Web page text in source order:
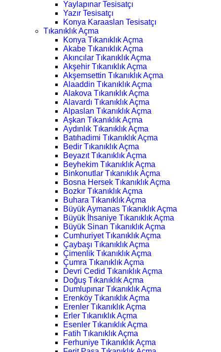
Yaylapınar Tesisatçı
Yazır Tesisatçı
Konya Karaaslan Tesisatçı
Tıkanıklık Açma
Konya Tıkanıklık Açma
Akabe Tıkanıklık Açma
Akıncılar Tıkanıklık Açma
Akşehir Tıkanıklık Açma
Akşemsettin Tıkanıklık Açma
Alaaddin Tıkanıklık Açma
Alakova Tıkanıklık Açma
Alavardı Tıkanıklık Açma
Alpaslan Tıkanıklık Açma
Aşkan Tıkanıklık Açma
Aydınlık Tıkanıklık Açma
Batıhadimi Tıkanıklık Açma
Bedir Tıkanıklık Açma
Beyazıt Tıkanıklık Açma
Beyhekim Tıkanıklık Açma
Binkonutlar Tıkanıklık Açma
Bosna Hersek Tıkanıklık Açma
Bozkır Tıkanıklık Açma
Buhara Tıkanıklık Açma
Büyük Aymanas Tıkanıklık Açma
Büyük İhsaniye Tıkanıklık Açma
Büyük Sinan Tıkanıklık Açma
Cumhuriyet Tıkanıklık Açma
Çaybaşı Tıkanıklık Açma
Çimenlik Tıkanıklık Açma
Çumra Tıkanıklık Açma
Devri Cedid Tıkanıklık Açma
Doğuş Tıkanıklık Açma
Dumlupınar Tıkanıklık Açma
Erenköy Tıkanıklık Açma
Erenler Tıkanıklık Açma
Erler Tıkanıklık Açma
Esenler Tıkanıklık Açma
Fatih Tıkanıklık Açma
Ferhuniye Tıkanıklık Açma